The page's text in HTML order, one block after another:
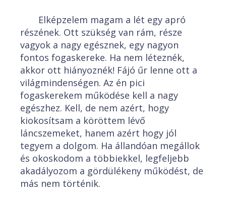
Elképzelem magam a lét egy apró
részének. Ott szükség van rám, része
vagyok a nagy egésznek, egy nagyon
fontos fogaskereke. Ha nem léteznék,
akkor ott hiányoznék! Fájó űr lenne ott a
világmindenségen. Az én pici
fogaskerekem működése kell a nagy
egészhez. Kell, de nem azért, hogy
kiokosítsam a köröttem lévő
láncszemeket, hanem azért hogy jól
tegyem a dolgom. Ha állandóan megállok
és okoskodom a többiekkel, legfeljebb
akadályozom a gördülékeny működést, de
más nem történik.